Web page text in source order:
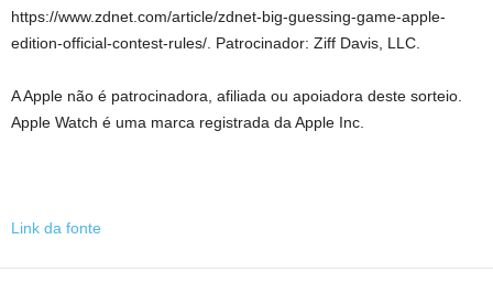
https://www.zdnet.com/article/zdnet-big-guessing-game-apple-
edition-official-contest-rules/. Patrocinador: Ziff Davis, LLC.
A Apple não é patrocinadora, afiliada ou apoiadora deste sorteio.
Apple Watch é uma marca registrada da Apple Inc.
Link da fonte